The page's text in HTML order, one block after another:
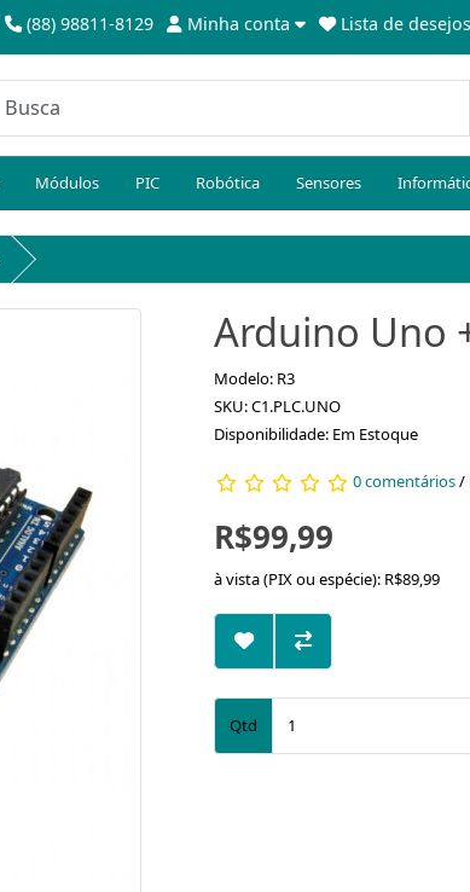
(88) 98811-8129 Minha conta Lista de
Módulos PIC Robótica Sensores
Arduino Uno
Modelo: R3
SKU: C1.PLC.UNO
Disponibilidade: Em Estoque
0 comentários/
R$99,99
à vista (PIX ou espécie): R$89,99
Qtd